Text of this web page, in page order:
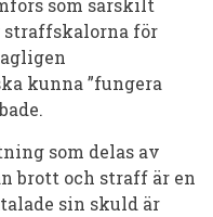
som särskilt
för
kunna ”fungera
som delas av
brott och straff är en
sin skuld är